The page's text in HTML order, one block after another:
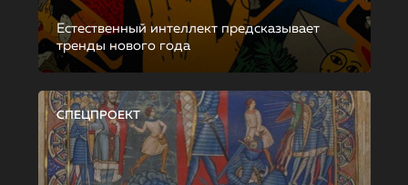
Естественный интеллект предсказывает
тренды нового года
СПЕЦПРОЕКТ